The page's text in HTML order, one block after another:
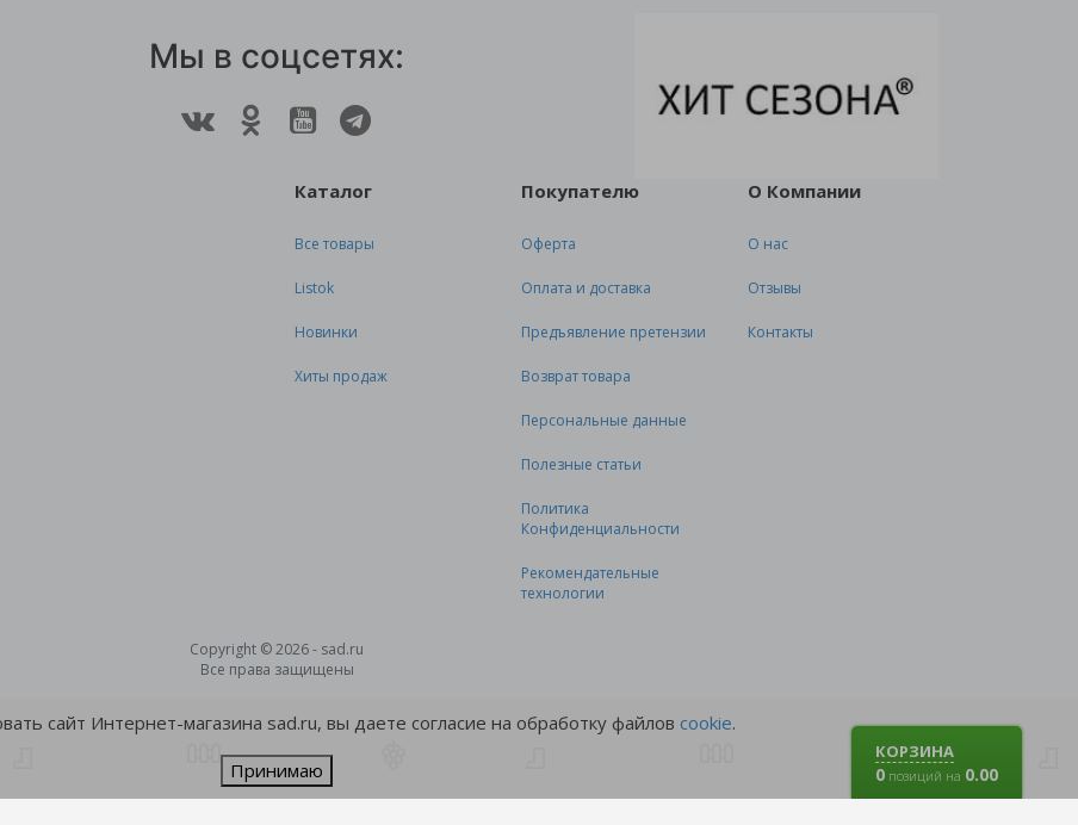
КОРЗИНА
0 позиций на 0.00
Мы в соцсетях:
Каталог
Все товары
Listok
Новинки
Хиты продаж
Покупателю
Оферта
Оплата и доставка
Предъявление претензии
Возврат товара
Персональные данные
Полезные статьи
Политика
Конфиденциальности
Рекомендательные
технологии
О Компании
О нас
Отзывы
Контакты
Copyright © 2026 - sad.ru
Все права защищены
сайт Интернет-магазина sad.ru, вы даете согласие на обработку файлов cookie.
Принимаю